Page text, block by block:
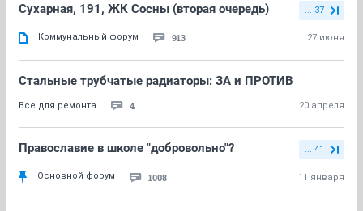
Сухарная, 191, ЖК Сосны (вторая очередь) ... 37
Коммунальный форум 913 27 июня
Стальные трубчатые радиаторы: ЗА и ПРОТИВ
Все для ремонта 4 20 апреля
Православие в школе "добровольно"? ... 41
Основной форум 1008 11 января